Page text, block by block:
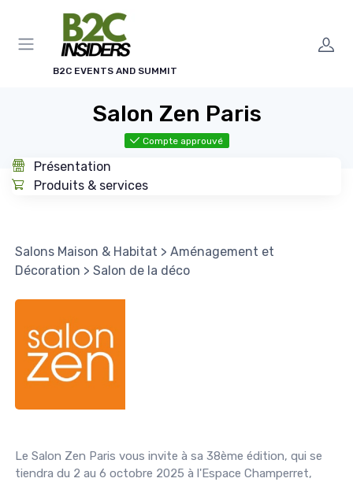
B2C EVENTS AND SUMMIT
Salon Zen Paris
Compte approuvé
Présentation
Produits & services
Salons Maison & Habitat > Aménagement et
Décoration > Salon de la déco
Le Salon Zen Paris vous invite à sa 38ème édition, qui se
tiendra du 2 au 6 octobre 2025 à l'Espace Champerret,
Panneau de gestion des cookies